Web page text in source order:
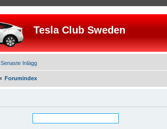
Tesla Club Sweden
Senaste Inlägg
Forumindex